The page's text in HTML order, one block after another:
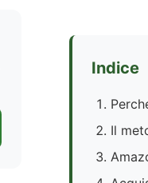
Indice
Il